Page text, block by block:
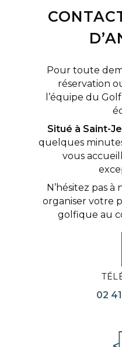
Pour toute
réservation
l’équipe du
Situé à Saint-
quelques
vous
N’hésitez pas
organiser votre
golfique au
02